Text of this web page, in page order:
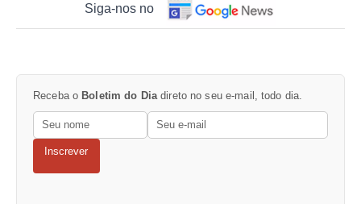
Siga-nos no
Receba o Boletim do Diadireto no seu e-mail, todo dia.
Inscrever